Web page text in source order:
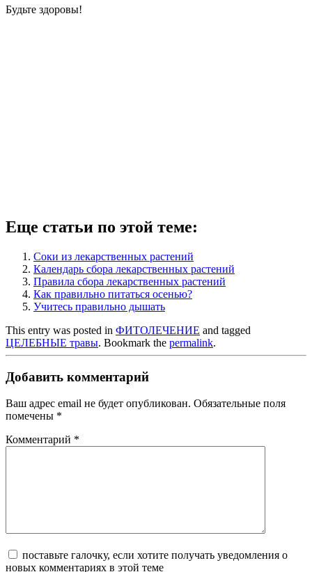
Будьте здоровы!
Еще статьи по этой теме:
Соки из лекарственных растений
Календарь сбора лекарственных растений
Правила сбора лекарственных растений
Как правильно питаться осенью?
Учитесь правильно дышать
This entry was posted in ФИТОЛЕЧЕНИЕ and tagged
ЦЕЛЕБНЫЕ травы. Bookmark the permalink.
Добавить комментарий
Ваш адрес email не будет опубликован. Обязательные поля
помечены *
Комментарий *
поставьте галочку, если хотите получать уведомления о
новых комментариях в этой теме